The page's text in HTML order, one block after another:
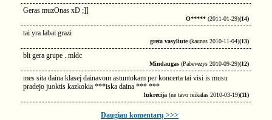
Geras muzOnas xD ;]]
O***** (2011-01-29)(14)
tai yra labai grazi
greta vasyliute(kaunas 2010-11-04)(13)
blt gera grupe . mldc
Mindaugas (Pabevezys 2010-09-29)(12)
mes sita daina klasej dainavom astuntokam per koncerta tai visi is musu
pradejo juoktis kazkokia ***iska daina *** ***
lukrecija (ne tavo reikalas 2010-03-19)(11)
Daugiau komentarų >>>